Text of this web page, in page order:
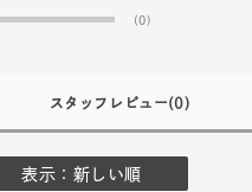
(0)
スタッフレビュー(0)
表示：新しい順